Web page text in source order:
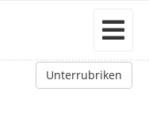
Unterrubriken